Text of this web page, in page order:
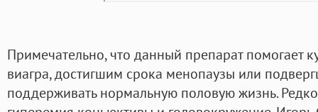
Примечательно, что данный препарат помогает
виагра, достигшим срока менопаузы или
поддерживать нормальную половую жизнь. Редко